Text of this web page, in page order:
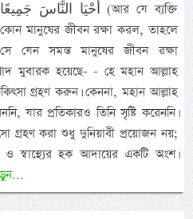
أَحْيَا النَّاسَ جَمِيعًا (আর যে ব্যক্তি
কোন মানুষের জীবন রক্ষা করল, তাহলে
সে যেন সমস্ত মানুষের জীবন রক্ষা
মুবারক হয়েছে- - হে মহান আল্লাহ
গ্রহণ করুন। কেননা, মহান আল্লাহ
যার প্রতিকারও তিনি সৃষ্টি করেননি।
গ্রহণ করা শুধু দুনিয়াবী প্রয়োজন নয়;
স্বাস্থ্যের হক আদায়ের একটি অংশ।